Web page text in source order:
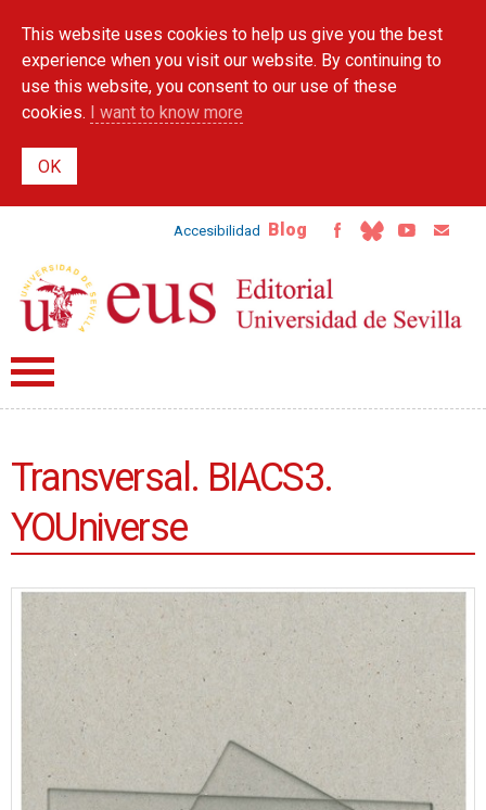
main
content
This website uses cookies to help us give you the best
experience when you visit our website. By continuing to
use this website, you consent to our use of these
cookies. I want to know more
Accesibilidad Blog
Transversal. BIACS3.
YOUniverse